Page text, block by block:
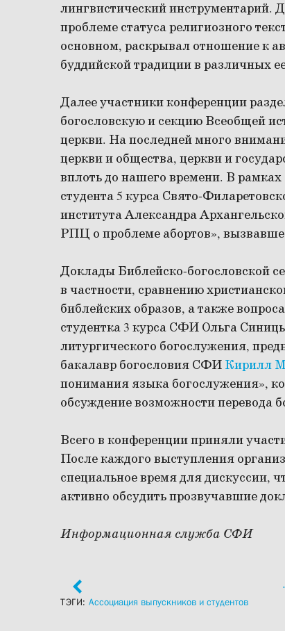
лингвистический инструментарий.
проблеме статуса религиозного
основном, раскрывал отношение к
буддийской традиции в различных
Далее участники конференции
богословскую и секцию Всеобщей
церкви. На последней много
церкви и общества, церкви и
вплоть до нашего времени. В
студента 5 курса Свято-
института Александра
РПЦ о проблеме абортов»,
Доклады Библейско-богословской
в частности, сравнению
библейских образов, а также
студентка 3 курса СФИ Ольга
литургического богослужения,
бакалавр богословия СФИ Кирилл
понимания языка богослужения»,
обсуждение возможности перевода
Всего в конференции приняли
После каждого выступления
специальное время для дискуссии,
активно обсудить прозвучавшие
Информационная служба СФИ
ТЭГИ: Ассоциация выпускников и студентов